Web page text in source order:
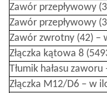
Zawór przepływowy
Zawór przepływowy
Zawór zwrotny (42) –
Złączka kątowa 8
Tłumik hałasu
Złączka M12/D6 – w